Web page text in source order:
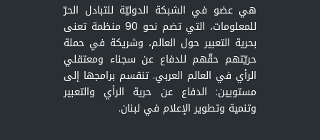
هي عضو في الشبكة الدوليّة للتبادل الحرّ
للمعلومات، التي تضم نحو 90 منظمة تعنى
بحرية التعبير حول العالم، وشريكة في حملة
حريّتهم حقّهم للدفاع عن سجناء ومعتقلي
الرأي في العالم العربي. تنقسم برامجها إلى
مستويين: الدفاع عن حرية الرأي والتعبير
وتنمية وتطوير الإعلام في لبنان.